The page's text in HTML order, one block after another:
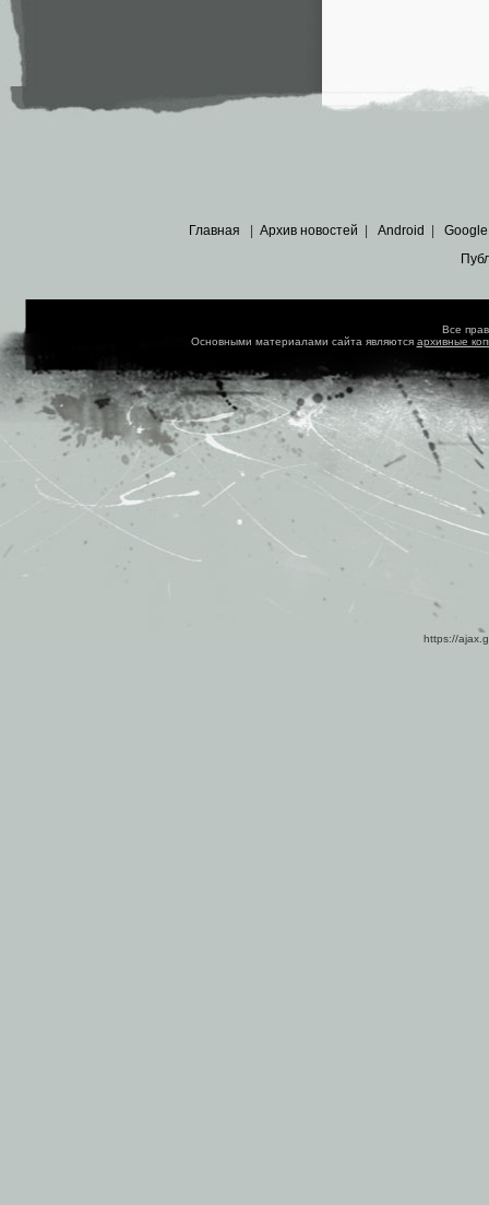
Главная Архив новостей Android Google
Все
Основными материалами сайта являются архивные
https://